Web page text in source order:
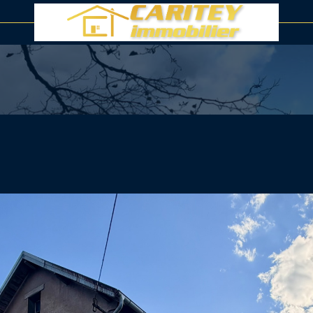
Estimer
1
LOCALISATION BUDGET
voir les2annonces